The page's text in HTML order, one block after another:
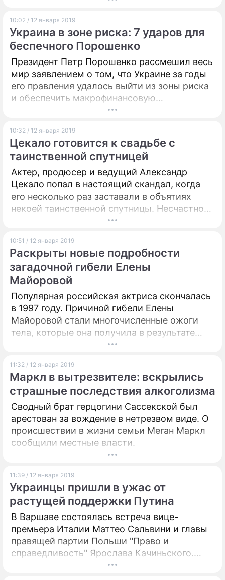
10:02 / 12 января 2019
Украина в зоне риска: 7 ударов для
беспечного Порошенко
Президент Петр Порошенко рассмешил весь
мир заявлением о том, что Украине за годы
его правления удалось выйти из зоны риска
и обеспечить макрофинансовую
стабилизацию. Главе Незалежной нужно
из окна бронированного лимузина, а выйти в
народ, пообщаться с обнищавшими
пенсионерами, взглянуть на остановленные
заводы и спуститься в угольную шахту к
полуголодным и работающим за копейки
шахтерам. Dni.Ru решили любезно помочь
Петру Алексеевичу беспристрастно оценить
масштабы катастрофы, которую сейчас
10:32 / 12 января 2019
Цекало готовится к свадьбе с
таинственной спутницей
Актер, продюсер и ведущий Александр
Цекало попал в настоящий скандал, когда
его несколько раз заставали в объятиях
некоей таинственной спутницы. Несчастного
ругали за супружескую неверность и
заявление, которое заставило полностью
пересмотреть взгляд на эту ситуацию.
10:51 / 12 января 2019
Раскрыты новые подробности
загадочной гибели Елены
Майоровой
Популярная российская актриса скончалась
в 1997 году. Причиной гибели Елены
Майоровой стали многочисленные ожоги
тела, которые она получила в результате
неправильного обращения с огнем. Близкие
судьба была ей уготована.
11:32 / 12 января 2019
Маркл в вытрезвителе: вскрылись
страшные последствия алкоголизма
Сводный брат герцогини Сассекской был
арестован за вождение в нетрезвом виде. О
происшествии в жизни семьи Меган Маркл
сообщили местные власти.
11:39 / 12 января 2019
Украинцы пришли в ужас от
растущей поддержки Путина
В Варшаве состоялась встреча вице-
премьера Италии Маттео Сальвини и главы
правящей партии Польши "Право и
справедливость" Ярослава Качиньского.
Украинские эксперты нашли в этом "русский